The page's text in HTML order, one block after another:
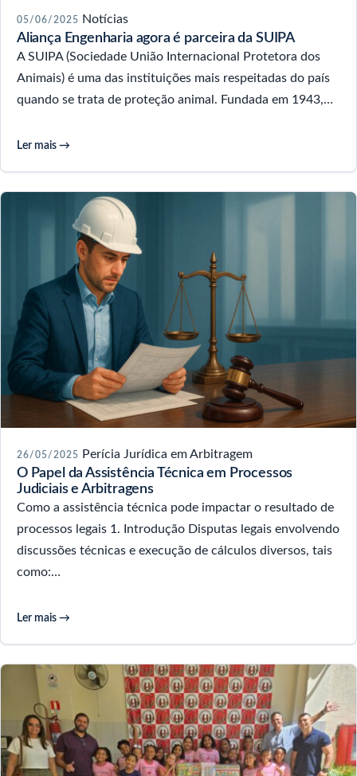
05/06/2025 Notícias
Aliança Engenharia agora é parceira da SUIPA
A SUIPA (Sociedade União Internacional Protetora dos
Animais) é uma das instituições mais respeitadas do país
quando se trata de proteção animal. Fundada em 1943,…
Ler mais →
26/05/2025 Perícia Jurídica em Arbitragem
O Papel da Assistência Técnica em Processos
Judiciais e Arbitragens
Como a assistência técnica pode impactar o resultado de
processos legais 1. Introdução Disputas legais envolvendo
discussões técnicas e execução de cálculos diversos, tais
como:…
Ler mais →